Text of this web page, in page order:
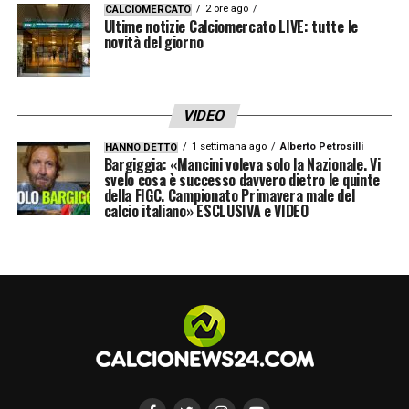
diceva».
CON L’ALLENATORE COME LAVORA?
con lui ha un confronto continuo. È sempre
presente a guardare l’allenamento e i suoi
sono due occhi in più, utili per capire il
momento che attraversano i singoli. Quando
ALLA LAZIO TARE È DIVENTATO FAMOSO
PER I COLPI DI MERCATO
intuizioni importanti: giocatori pagati poco e
CALCIOMERCATO 2 ore ago
Ultime notizie Calciomercato LIVE: tutte le
novità del giorno
VIDEO
HANNO DETTO 1 settimana ago Alberto Petrosilli
Bargiggia: «Mancini voleva solo la Nazionale. Vi
svelo cosa è successo davvero dietro le quinte
della FIGC. Campionato Primavera male del
calcio italiano» ESCLUSIVA e VIDEO